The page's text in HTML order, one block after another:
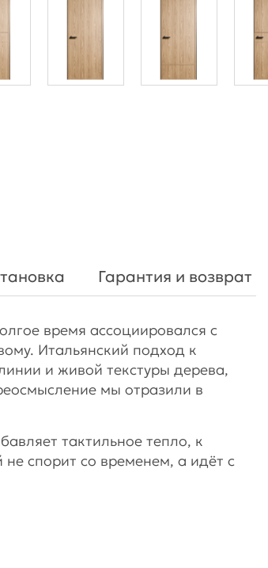
Гарантия и возврат
время ассоциировался с
Итальянский подход к
и живой текстуры дерева,
мы отразили в
тактильное тепло, к
спорит со временем, а идёт с